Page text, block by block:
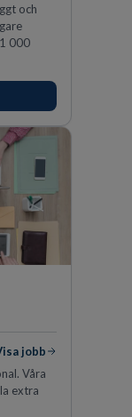
och
000
jobb
Våra
extra